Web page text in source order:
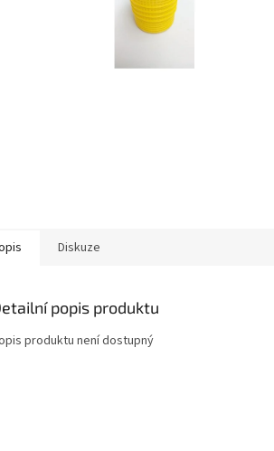
Diskuze
popis produktu
produktu není dostupný